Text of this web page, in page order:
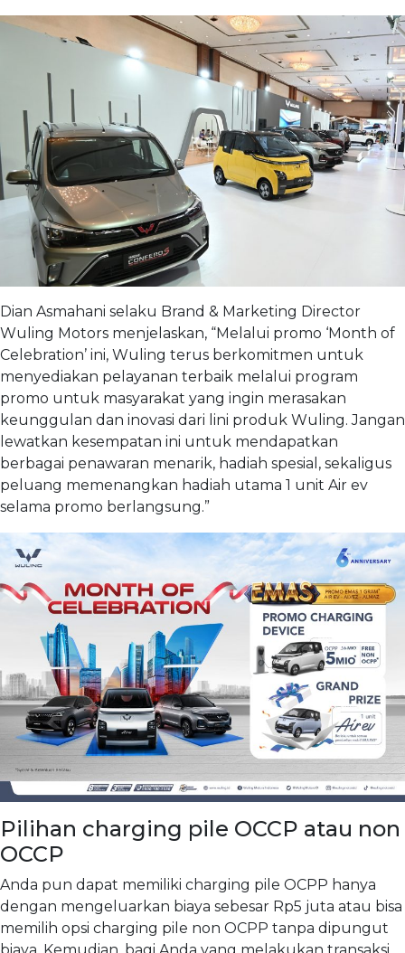
Dian Asmahani selaku Brand & Marketing Director
Wuling Motors menjelaskan, “Melalui promo ‘Month of
Celebration’ ini, Wuling terus berkomitmen untuk
menyediakan pelayanan terbaik melalui program
promo untuk masyarakat yang ingin merasakan
keunggulan dan inovasi dari lini produk Wuling. Jangan
lewatkan kesempatan ini untuk mendapatkan
berbagai penawaran menarik, hadiah spesial, sekaligus
peluang memenangkan hadiah utama 1 unit Air ev
selama promo berlangsung.”
Pilihan charging pile OCCP atau non
OCCP
Anda pun dapat memiliki charging pile OCPP hanya
dengan mengeluarkan biaya sebesar Rp5 juta atau bisa
memilih opsi charging pile non OCPP tanpa dipungut